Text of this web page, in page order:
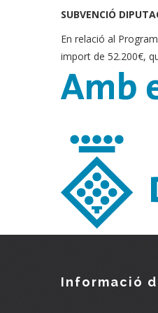
SUBVENCIÓ
En relació al
import de 52.200€,
Informació